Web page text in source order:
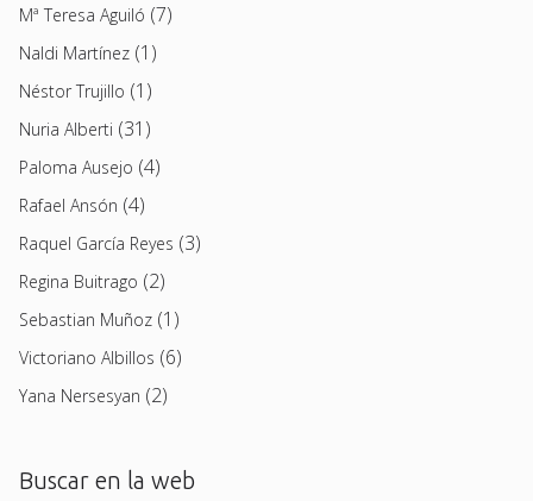
Mª Teresa Aguiló (7)
Naldi Martínez (1)
Néstor Trujillo (1)
Nuria Alberti (31)
Paloma Ausejo (4)
Rafael Ansón (4)
Raquel García Reyes (3)
Regina Buitrago (2)
Sebastian Muñoz (1)
Victoriano Albillos (6)
Yana Nersesyan (2)
Buscar en la web